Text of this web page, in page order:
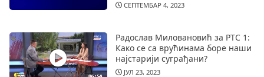
СЕПТЕМБАР 4, 2023
Радослав Миловановић за РТС 1:
Како се са врућинама боре наши
најстарији суграђани?
ЈУЛ 23, 2023